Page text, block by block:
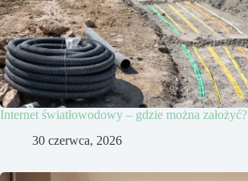
Internet światłowodowy – gdzie można założyć?
30 czerwca, 2026